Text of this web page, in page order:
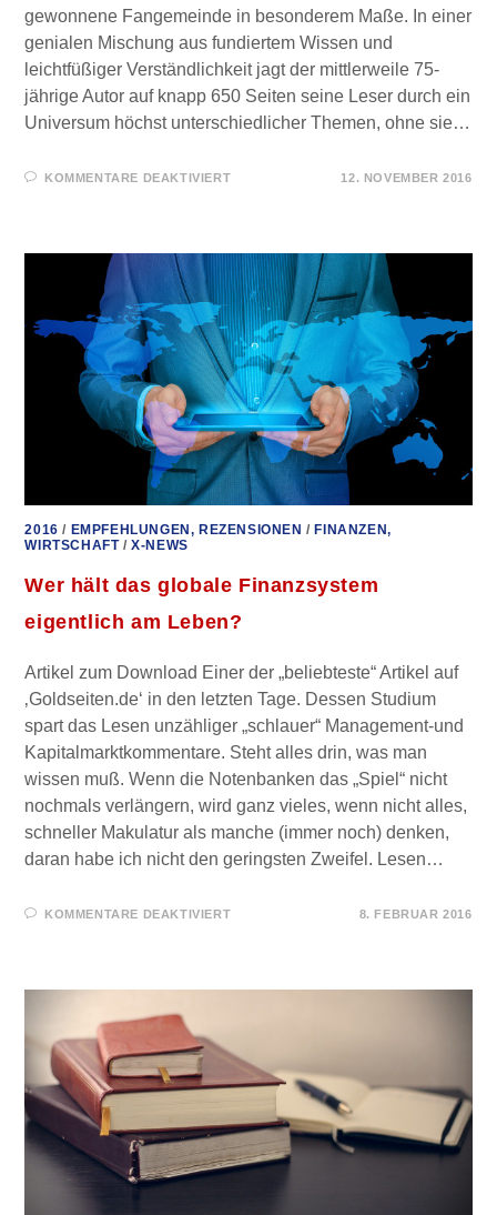
gewonnene Fangemeinde in besonderem Maße. In einer
genialen Mischung aus fundiertem Wissen und
leichtfüßiger Verständlichkeit jagt der mittlerweile 75-
jährige Autor auf knapp 650 Seiten seine Leser durch ein
Universum höchst unterschiedlicher Themen, ohne sie…
KOMMENTARE DEAKTIVIERTFÜR
WELT
–
GESUND
ÜBERLEBEN
12. NOVEMBER 2016
2016 / EMPFEHLUNGEN, REZENSIONEN /FINANZEN,
WIRTSCHAFT/X-NEWS
Wer hält das globale Finanzsystem
eigentlich am Leben?
Artikel zum Download Einer der „beliebteste“ Artikel auf
‚Goldseiten.de‘ in den letzten Tage. Dessen Studium
spart das Lesen unzähliger „schlauer“ Management-und
Kapitalmarktkommentare. Steht alles drin, was man
wissen muß. Wenn die Notenbanken das „Spiel“ nicht
nochmals verlängern, wird ganz vieles, wenn nicht alles,
schneller Makulatur als manche (immer noch) denken,
daran habe ich nicht den geringsten Zweifel. Lesen…
KOMMENTARE DEAKTIVIERTFÜR
8. FEBRUAR 2016